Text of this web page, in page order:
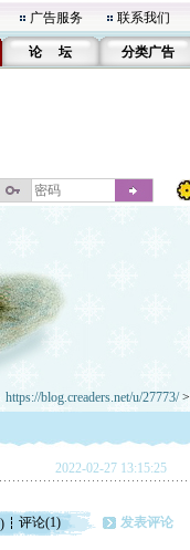
广告服务 联系我们
论 坛 分类广告
https://blog.creaders.net/u/27773/>
2022-02-27 13:15:25
评论(1) 发表评论